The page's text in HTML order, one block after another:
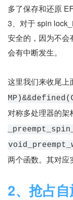
多了保存和还原
3、对于 spin
安全的，因为不会
会有中断发生。
这里我们来收尾上
对称多处理器的架
两个函数。其对应
2、抢占